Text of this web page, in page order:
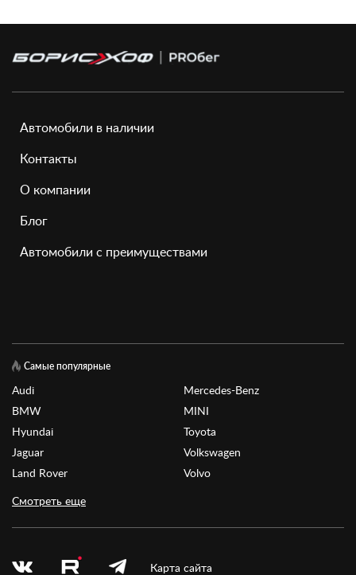
Автомобили в наличии
Контакты
О компании
Блог
Автомобили с преимуществами
Самые популярные
Audi
BMW
Hyundai
Jaguar
Land Rover
Mercedes-Benz
MINI
Toyota
Volkswagen
Volvo
Смотреть еще
Карта сайта